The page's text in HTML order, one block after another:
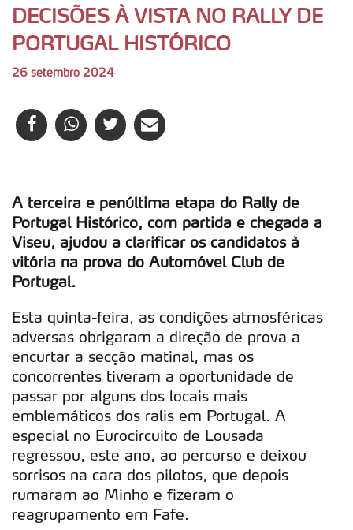
DECISÕES À VISTA NO RALLY DE
PORTUGAL HISTÓRICO
26 setembro 2024
A terceira e penúltima etapa do Rally de
Portugal Histórico, com partida e chegada a
Viseu, ajudou a clarificar os candidatos à
vitória na prova do Automóvel Club de
Portugal.
Esta quinta-feira, as condições atmosféricas
adversas obrigaram a direção de prova a
encurtar a secção matinal, mas os
concorrentes tiveram a oportunidade de
passar por alguns dos locais mais
emblemáticos dos ralis em Portugal. A
especial no Eurocircuito de Lousada
regressou, este ano, ao percurso e deixou
sorrisos na cara dos pilotos, que depois
rumaram ao Minho e fizeram o
reagrupamento em Fafe.